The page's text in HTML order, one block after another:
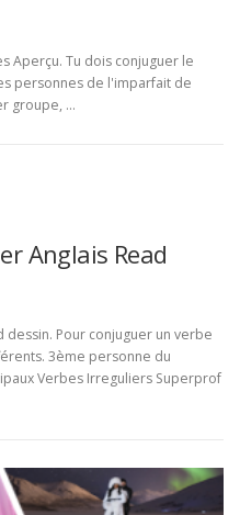
Aperçu. Tu dois conjuguer le
personnes de l'imparfait de
groupe, …
Anglais Read
dessin. Pour conjuguer un verbe
3ème personne du
Verbes Irreguliers Superprof